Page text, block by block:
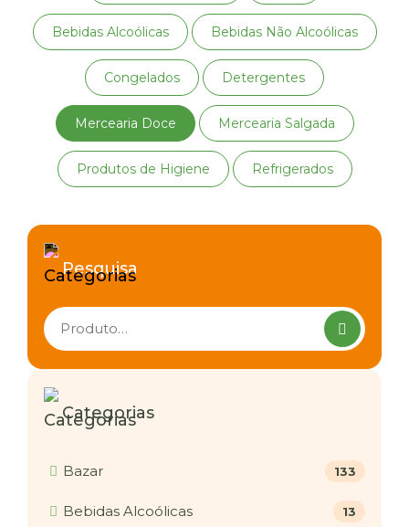
Bebidas Alcoólicas Bebidas Não Alcoólicas
Congelados Detergentes
Mercearia Doce Mercearia Salgada
Produtos de Higiene Refrigerados
Pesquisa
Pesquisar
produtos
Categorias
Bazar 133
Bebidas Alcoólicas 13